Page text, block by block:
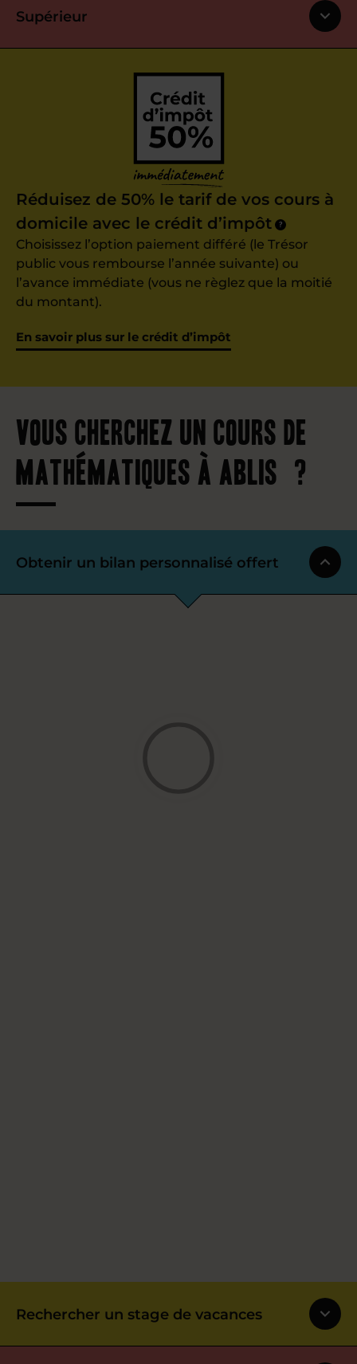
Supérieur
Réduisez de 50% le tarif de vos cours à
domicile avec le crédit d’impôt
?
Choisissez l’option paiement différé (le Trésor
public vous rembourse l’année suivante) ou
l’avance immédiate (vous ne règlez que la moitié
du montant).
En savoir plus sur le crédit d’impôt
Vous cherchez un cours de
mathématiques à Ablis ?
Obtenir un bilan personnalisé offert
Rechercher un stage de vacances